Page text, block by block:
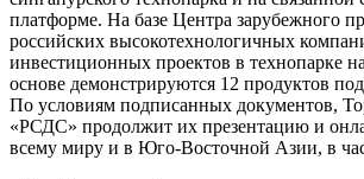
платформе. На базе Центра зарубежного
российских высокотехнологичных
инвестиционных проектов в технопарке
основе демонстрируются 12 продуктов
По условиям подписанных документов,
«РСДС» продолжит их презентацию и
всему миру и в Юго-Восточной Азии, в